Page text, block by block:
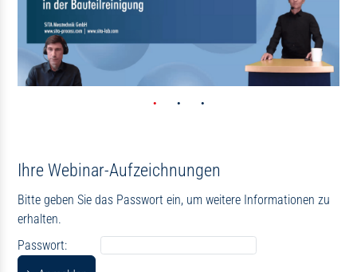
Ihre Webinar-Aufzeichnungen
Bitte geben Sie das Passwort ein, um weitere Informationen zu
erhalten.
Passwort: